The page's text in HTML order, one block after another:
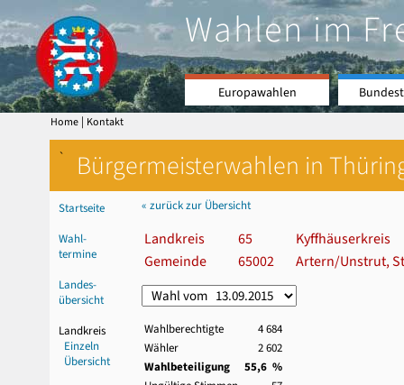
Wahlen im
Europawahlen
Home | Kontakt
` Bürgermeisterwahlen in
Startseite
Wahl-
termine
Landes-
übersicht
Landkreis
Einzeln
Übersicht
« zurück zur Übersicht
Landkreis 65
Kyffhäuserkreis
Gemeinde
65002 Artern/Unstrut,
Wahlberechtigte
4 684
Wähler
2 602
Wahlbeteiligung
55,6 %